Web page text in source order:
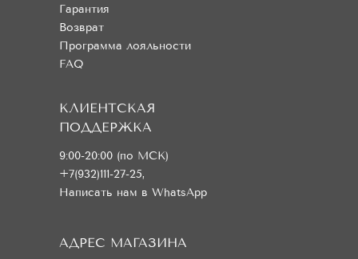
Гарантия
Возврат
Программа лояльности
FAQ
КЛИЕНТСКАЯ
ПОДДЕРЖКА
АДРЕС МАГАЗИНА
9:00-20:00 (по МСК)
+7(932)111-27-25,
Написать нам в WhatsApp